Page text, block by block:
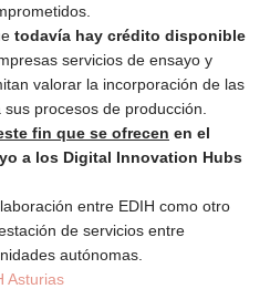
todavía hay crédito disponible
servicios de ensayo y
valorar la incorporación de las
procesos de producción.
fin que se ofrecen en el
a los Digital Innovation Hubs
entre EDIH como otro
de servicios entre
autónomas.
Asturias